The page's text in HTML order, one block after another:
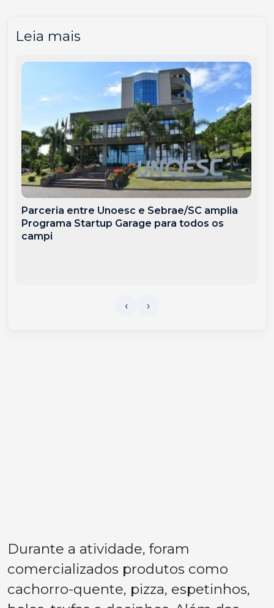
Leia mais
Parceria entre Unoesc e Sebrae/SC amplia
Programa Startup Garage para todos os
campi
Durante a atividade, foram
comercializados produtos como
cachorro-quente, pizza, espetinhos,